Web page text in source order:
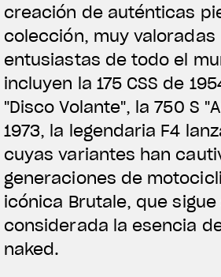
creación de auténticas
colección, muy valoradas
entusiastas de todo el
incluyen la 175 CSS de
"Disco Volante", la 750 S
1973, la legendaria F4
cuyas variantes han
generaciones de
icónica Brutale, que
considerada la esencia
naked.